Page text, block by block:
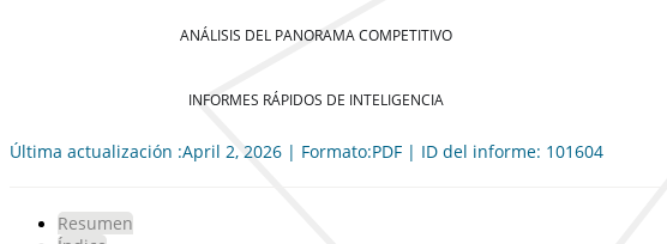
ANÁLISIS DEL PANORAMA COMPETITIVO
INFORMES RÁPIDOS DE INTELIGENCIA
Última actualización :April 2, 2026 | Formato:PDF | ID del informe: 101604
Resumen